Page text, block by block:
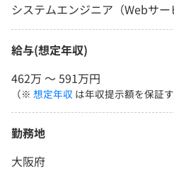
システムエンジニア（Webサー
給与(想定年収)
462万 〜 591万円
（※ 想定年収 は年収提示額を保証
勤務地
大阪府